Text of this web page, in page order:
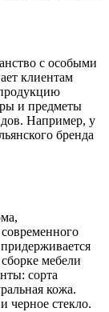
с особыми
клиентам
и предметы
Например, у
бренда
мебели
сорта
кожа.
черное стекло.